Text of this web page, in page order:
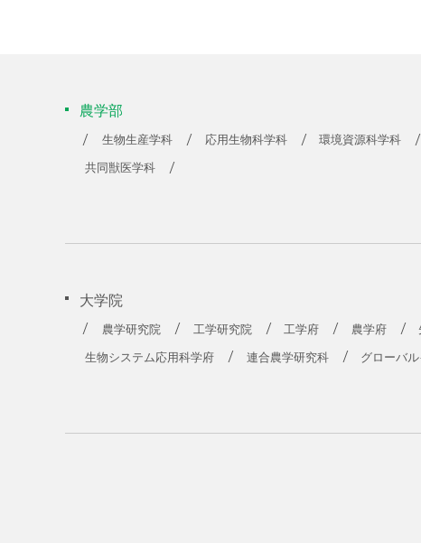
農学部
生物生産学科 応用生物科学科 環境資源科学科
共同獣医学科
大学院
農学研究院 工学研究院 工学府 農学府
生物システム応用科学府 連合農学研究科 グローバ